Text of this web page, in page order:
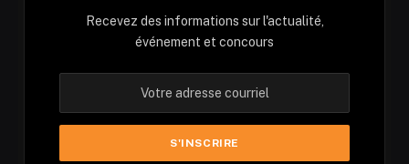
Recevez des informations sur l'actualité,
événement et concours